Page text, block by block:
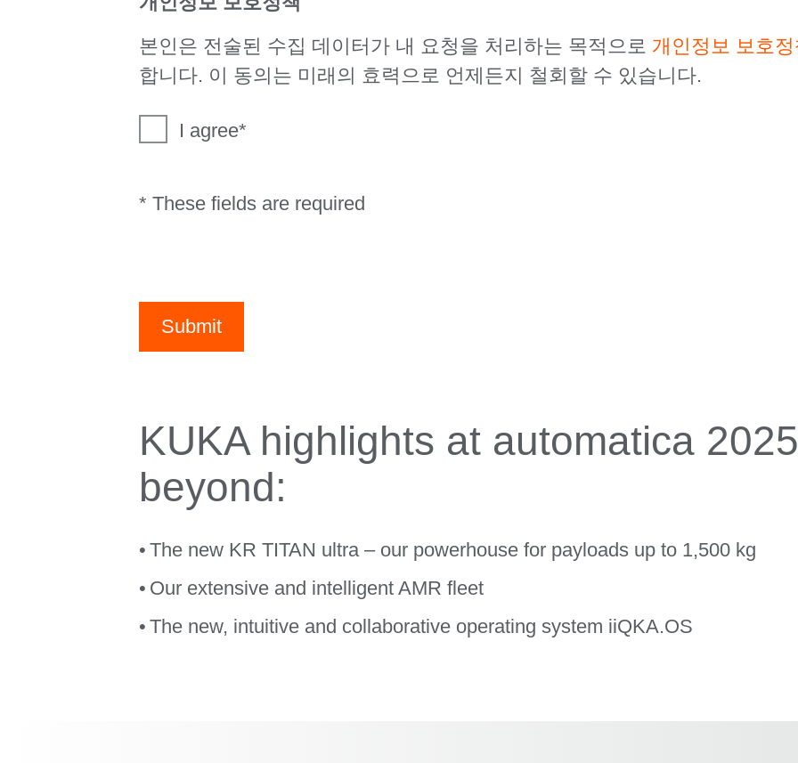
본인은 전술된 수집 데이터가 내 요청을 처리하는 목적으로 개인정보 보호
합니다. 이 동의는 미래의 효력으로 언제든지 철회할 수 있습니다.
I agree
* These fields are required
Submit
KUKA highlights at automatica
beyond:
The new KR TITAN ultra – our powerhouse for payloads up to 1,500 kg
Our extensive and intelligent AMR fleet
The new, intuitive and collaborative operating system iiQKA.OS